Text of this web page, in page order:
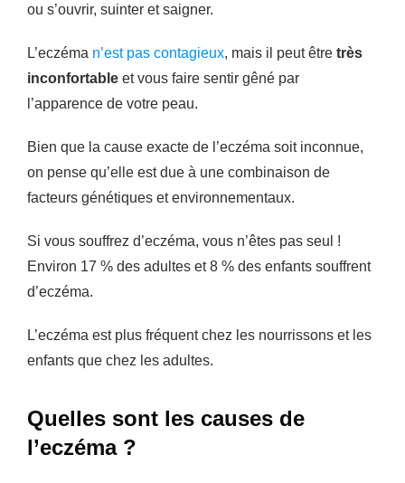
ou s’ouvrir, suinter et saigner.
L’eczéma n’est pas contagieux, mais il peut être très
inconfortable et vous faire sentir gêné par
l’apparence de votre peau.
Bien que la cause exacte de l’eczéma soit inconnue,
on pense qu’elle est due à une combinaison de
facteurs génétiques et environnementaux.
Si vous souffrez d’eczéma, vous n’êtes pas seul !
Environ 17 % des adultes et 8 % des enfants souffrent
d’eczéma.
L’eczéma est plus fréquent chez les nourrissons et les
enfants que chez les adultes.
Quelles sont les causes de
l’eczéma ?